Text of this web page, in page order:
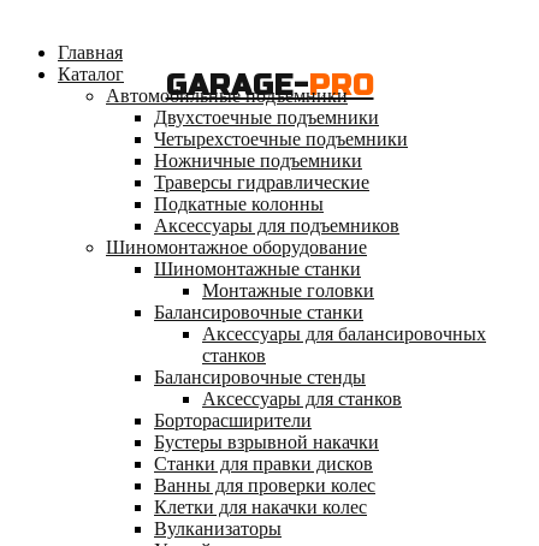
GARAGE-PRO
Главная
Каталог
Автомобильные подъемники
Двухстоечные подъемники
Четырехстоечные подъемники
Ножничные подъемники
Траверсы гидравлические
Подкатные колонны
Аксессуары для подъемников
Шиномонтажное оборудование
Шиномонтажные станки
Монтажные головки
Балансировочные станки
Аксессуары для балансировочных
станков
Балансировочные стенды
Аксессуары для станков
Борторасширители
Бустеры взрывной накачки
Станки для правки дисков
Ванны для проверки колес
Клетки для накачки колес
Вулканизаторы